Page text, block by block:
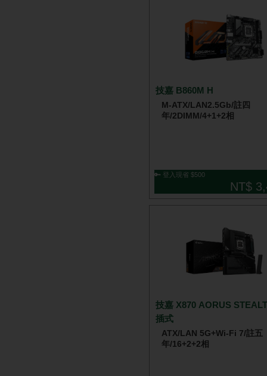
技嘉 B860M H
M-ATX/LAN2.5Gb/註四
年/2DIMM/4+1+2相
🔑 登入現省 $500
NT$
技嘉 X870 AORUS
插式
ATX/LAN 5G+Wi-Fi 7/註五
年/16+2+2相